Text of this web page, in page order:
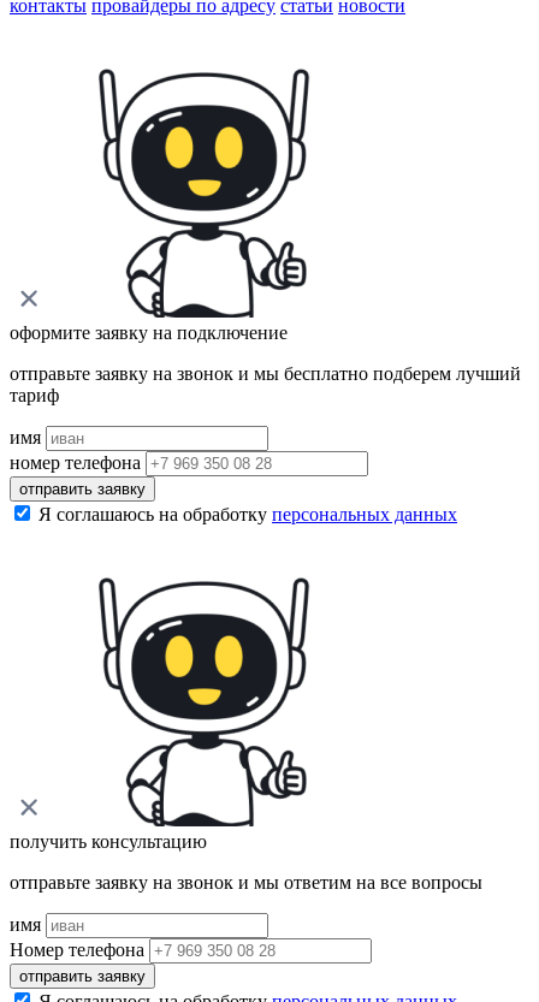
контакты провайдеры по адресу статьи новости
оформите заявку на подключение
отправьте заявку на звонок и мы бесплатно подберем лучший
тариф
имя
номер телефона
отправить заявку
Я соглашаюсь на обработку персональных данных
получить консультацию
отправьте заявку на звонок и мы ответим на все вопросы
имя
Номер телефона
отправить заявку